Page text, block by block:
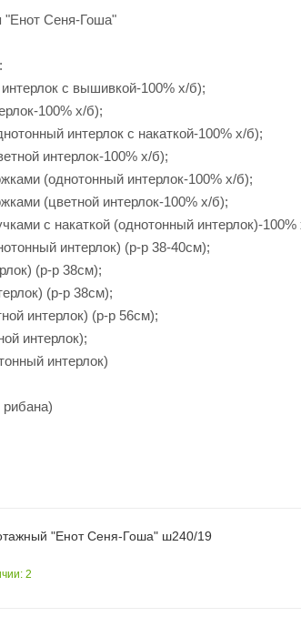
"Енот Сеня-Гоша"
с вышивкой-100% х/б);
100% х/б);
интерлок с накаткой-100% х/б);
интерлок-100% х/б);
(однотонный интерлок-100% х/б);
(цветной интерлок-100% х/б);
с накаткой (однотонный интерлок)-100%
интерлок) (р-р 38-40см);
(р-р 38см);
(р-р 38см);
интерлок) (р-р 56см);
интерлок);
интерлок)
рибана)
"Енот Сеня-Гоша" ш240/19
2